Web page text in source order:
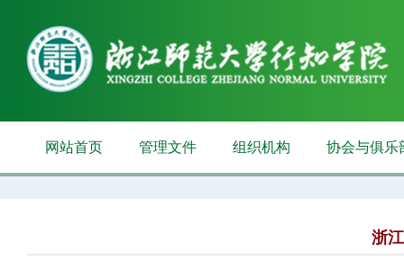
网站首页 管理文件 组织机构 协会与俱乐
浙